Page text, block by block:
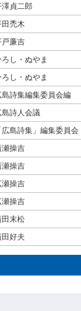
澤貞二郎
田禿木
戸廉吉
ろし・ぬやま
ろし・ぬやま
島詩集編集委員会編
島詩人会議
広島詩集」編集委員会
瀬操吉
瀬操吉
瀬操吉
瀬操吉
田末松
田好夫